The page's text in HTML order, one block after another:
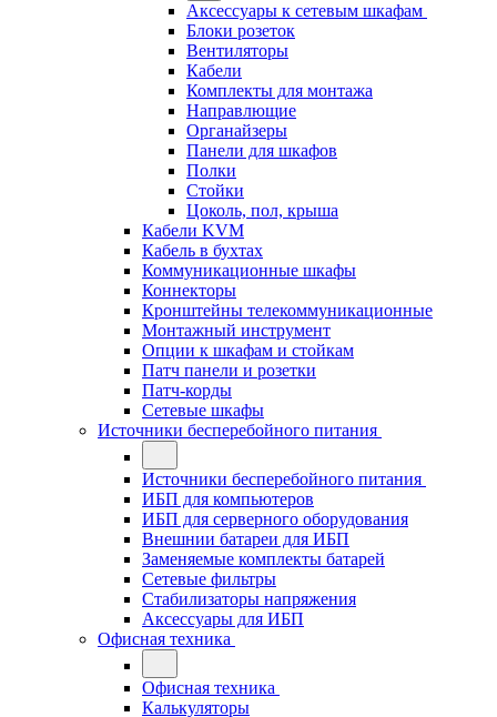
Аксессуары к сетевым шкафам
Блоки розеток
Вентиляторы
Кабели
Комплекты для монтажа
Направлющие
Органайзеры
Панели для шкафов
Полки
Стойки
Цоколь, пол, крыша
Кабели KVM
Кабель в бухтах
Коммуникационные шкафы
Коннекторы
Кронштейны телекоммуникационные
Монтажный инструмент
Опции к шкафам и стойкам
Патч панели и розетки
Патч-корды
Сетевые шкафы
Источники бесперебойного питания
Источники бесперебойного питания
ИБП для компьютеров
ИБП для серверного оборудования
Внешнии батареи для ИБП
Заменяемые комплекты батарей
Сетевые фильтры
Стабилизаторы напряжения
Аксессуары для ИБП
Офисная техника
Офисная техника
Калькуляторы